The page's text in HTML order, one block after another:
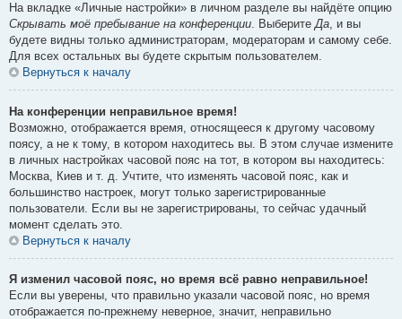
На вкладке «Личные настройки» в личном разделе вы найдёте опцию
Скрывать моё пребывание на конференции. ВыберитеДа, и вы
будете видны только администраторам, модераторам и самому себе.
Для всех остальных вы будете скрытым пользователем.
Вернуться к началу
На конференции неправильное время!
Возможно, отображается время, относящееся к другому часовому
поясу, а не к тому, в котором находитесь вы. В этом случае измените
в личных настройках часовой пояс на тот, в котором вы находитесь:
Москва, Киев и т. д. Учтите, что изменять часовой пояс, как и
большинство настроек, могут только зарегистрированные
пользователи. Если вы не зарегистрированы, то сейчас удачный
момент сделать это.
Вернуться к началу
Я изменил часовой пояс, но время всё равно неправильное!
Если вы уверены, что правильно указали часовой пояс, но время
отображается по-прежнему неверное, значит, неправильно